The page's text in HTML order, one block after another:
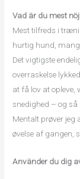
Vad är du mest
Mest tilfreds i
hurtig hund,
Det vigtigste
overraskelse
at få lov at
snedighed – og så
Mentalt prøver jeg
øvelse af gangen,
Använder du dig